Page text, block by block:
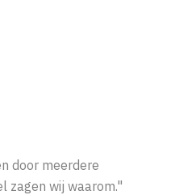
door meerdere
zagen wij waarom."